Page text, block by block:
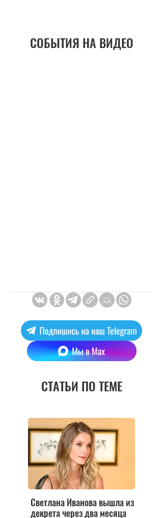
СОБЫТИЯ НА ВИДЕО
СТАТЬИ ПО ТЕМЕ
Светлана Иванова вышла из
декрета через два месяца